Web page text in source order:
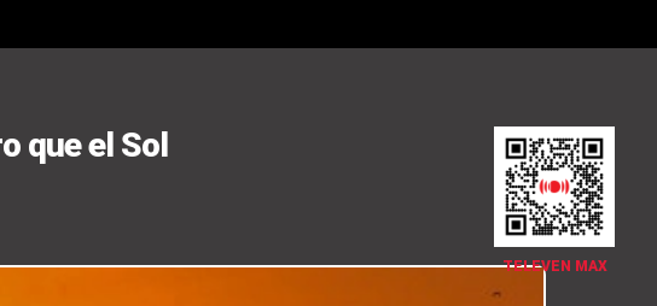
TELEVEN MAX
que el Sol